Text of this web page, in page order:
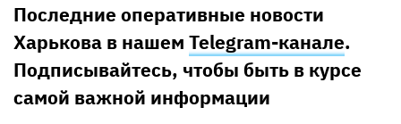
Последние оперативные новости
Харькова в нашем Telegram-канале.
Подписывайтесь, чтобы быть в курсе
самой важной информации